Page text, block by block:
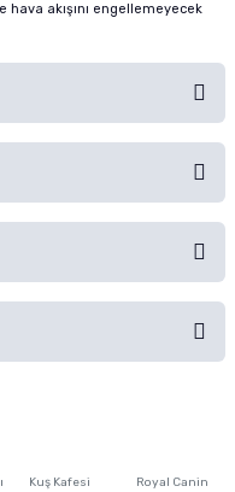
hava akışını engellemeyecek
Kuş Kafesi
Royal Canin